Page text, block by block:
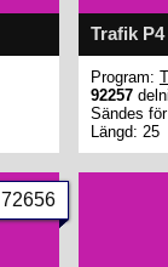
Trafik P4
Program:
92257
Sändes
Längd: 25
72656